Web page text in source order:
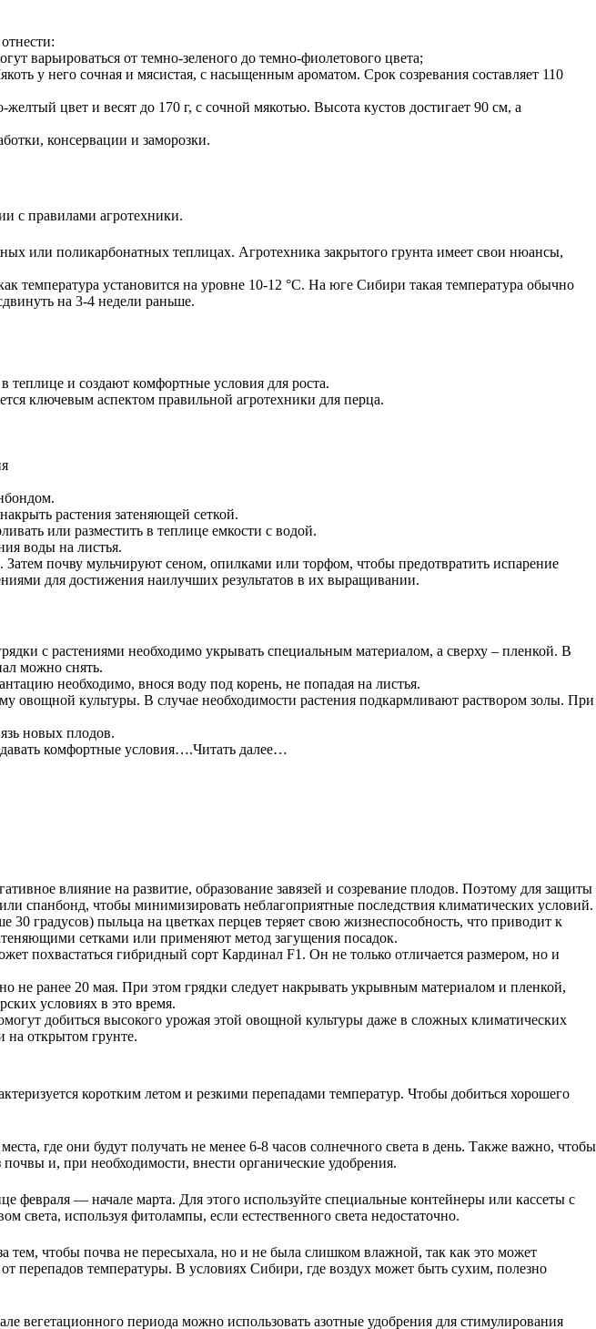
варьироваться от темно-зеленого до темно-фиолетового цвета;
у него сочная и мясистая, с насыщенным ароматом. Срок созревания составляет 110
цвет и весят до 170 г, с сочной мякотью. Высота кустов достигает 90 см, а
консервации и заморозки.
с правилами агротехники.
или поликарбонатных теплицах. Агротехника закрытого грунта имеет свои нюансы,
температура установится на уровне 10-12 °C. На юге Сибири такая температура обычно
на 3-4 недели раньше.
и создают комфортные условия для роста.
ключевым аспектом правильной агротехники для перца.
растения затеняющей сеткой.
или разместить в теплице емкости с водой.
воды на листья.
почву мульчируют сеном, опилками или торфом, чтобы предотвратить испарение
для достижения наилучших результатов в их выращивании.
с растениями необходимо укрывать специальным материалом, а сверху – пленкой. В
можно снять.
необходимо, внося воду под корень, не попадая на листья.
овощной культуры. В случае необходимости растения подкармливают раствором золы. При
новых плодов.
комфортные условия….Читать далее…
влияние на развитие, образование завязей и созревание плодов. Поэтому для защиты
спанбонд, чтобы минимизировать неблагоприятные последствия климатических условий.
градусов) пыльца на цветках перцев теряет свою жизнеспособность, что приводит к
сетками или применяют метод загущения посадок.
похвастаться гибридный сорт Кардинал F1. Он не только отличается размером, но и
ранее 20 мая. При этом грядки следует накрывать укрывным материалом и пленкой,
условиях в это время.
добиться высокого урожая этой овощной культуры даже в сложных климатических
на открытом грунте.
коротким летом и резкими перепадами температур. Чтобы добиться хорошего
где они будут получать не менее 6-8 часов солнечного света в день. Также важно, чтобы
и, при необходимости, внести органические удобрения.
февраля — начале марта. Для этого используйте специальные контейнеры или кассеты с
света, используя фитолампы, если естественного света недостаточно.
чтобы почва не пересыхала, но и не была слишком влажной, так как это может
перепадов температуры. В условиях Сибири, где воздух может быть сухим, полезно
вегетационного периода можно использовать азотные удобрения для стимулирования